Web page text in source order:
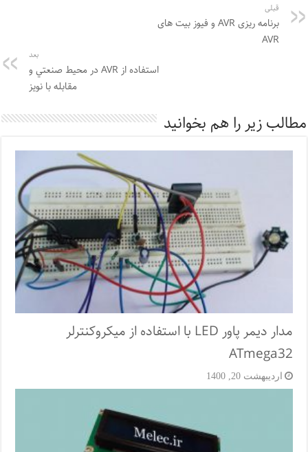
قبلی
برنامه ریزی AVR و فیوز بیت های
AVR
بعد
اﺳﺘﻔﺎده از AVR در ﻣﺤﻴﻂ ﺻﻨﻌﺘﻲ و
ﻣﻘﺎﺑﻠﻪ ﺑﺎ ﻧﻮﻳﺰ
مطالب زیر را هم بخوانید
مدار دیمر پاور LED با استفاده از میکروکنترلر
ATmega32
اردیبهشت 20, 1400